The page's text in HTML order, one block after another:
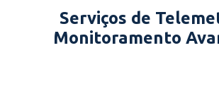
Serviços de
Monitoramento